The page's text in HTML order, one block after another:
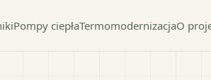
Pompy ciepłaTermomodernizacjaO